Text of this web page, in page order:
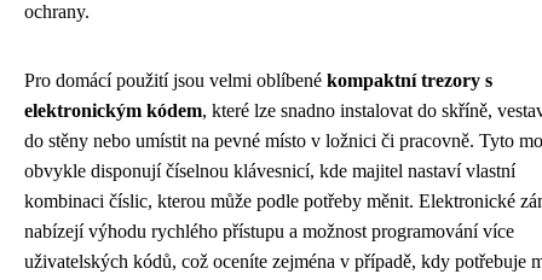
ochrany.
Pro domácí použití jsou velmi oblíbené kompaktní trezory s
elektronickým kódem, které lze snadno instalovat do skříně,
do stěny nebo umístit na pevné místo v ložnici či pracovně. Tyto
obvykle disponují číselnou klávesnicí, kde majitel nastaví vlastní
kombinaci číslic, kterou může podle potřeby měnit. Elektronické
nabízejí výhodu rychlého přístupu a možnost programování více
uživatelských kódů, což oceníte zejména v případě, kdy potřebuje